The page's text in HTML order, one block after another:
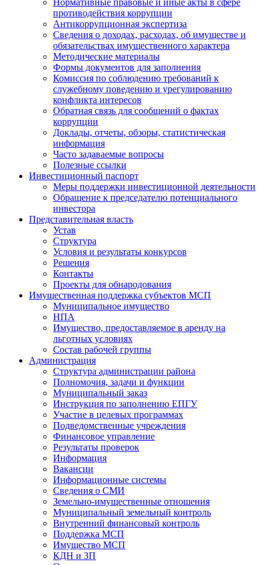
Нормативные правовые и иные акты в сфере
противодействия коррупции
Антикоррупционная экспертиза
Сведения о доходах, расходах, об имуществе и
обязательствах имущественного характера
Методические материалы
Формы документов для заполнения
Комиссия по соблюдению требований к
служебному поведению и урегулированию
конфликта интересов
Обратная связь для сообщений о фактах
коррупции
Доклады, отчеты, обзоры, статистическая
информация
Часто задаваемые вопросы
Полезные ссылки
Инвестиционный паспорт
Меры поддержки инвестиционной деятельности
Обращение к председателю потенциального
инвестора
Представительная власть
Устав
Структура
Условия и результаты конкурсов
Решения
Контакты
Проекты для обнародования
Имущественная поддержка субъектов МСП
Муниципальное имущество
НПА
Имущество, предоставляемое в аренду на
льготных условиях
Состав рабочей группы
Администрация
Структура администрации района
Полномочия, задачи и функции
Муниципальный заказ
Инструкция по заполнению ЕПГУ
Участие в целевых программах
Подведомственные учреждения
Финансовое управление
Результаты проверок
Информация
Вакансии
Информационные системы
Сведения о СМИ
Земельно-имущественные отношения
Муниципальный земельный контроль
Внутренний финансовый контроль
Поддержка МСП
Имущество МСП
КДН и ЗП